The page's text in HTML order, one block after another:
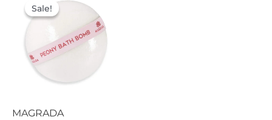
Sale!
MAGRADA
Sale!
hind
5,90 €.
hind
on:
4,13 €.